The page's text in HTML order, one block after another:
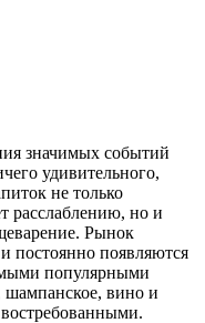
значимых событий
удивительного,
не только
расслаблению, но и
Рынок
постоянно появляются
популярными
шампанское, вино и
востребованными.